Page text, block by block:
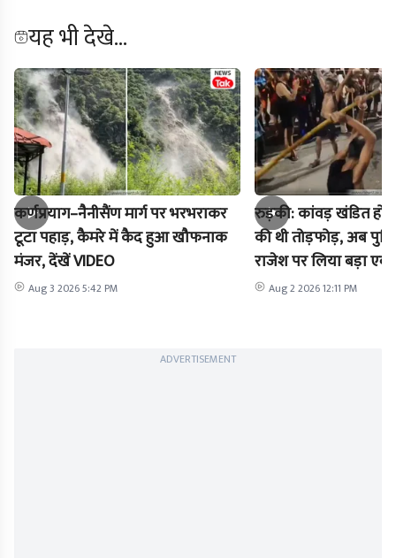
यह भी देखे...
कर्णप्रयाग–नैनीसैंण मार्ग पर भरभराकर
टूटा पहाड़, कैमरे में कैद हुआ खौफनाक
मंजर, देंखें VIDEO
Aug 3 2026 5:42 PM
रुड़की: कांवड़ खंडित
की थी तोड़फोड़, अब
राजेश पर लिया बड़ा
Aug 2 2026 12:11 PM
ADVERTISEMENT